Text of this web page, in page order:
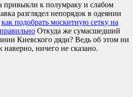
привыкли к полумраку и слабом
разглядел непорядок в одеянии
как подобрать москитную сетку на
Откуда же сумасшедший
Киевского дяди? Ведь об этом ни
наверно, ничего не сказано.